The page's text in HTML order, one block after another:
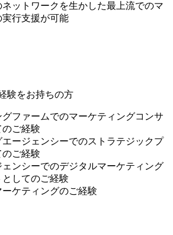
ットワークを生かした最上流でのマ
行支援が可能
験をお持ちの方
ファームでのマーケティングコンサ
ご経験
ージェンシーでのストラテジックプ
ご経験
ンシーでのデジタルマーケティング
してのご経験
ケティングのご経験